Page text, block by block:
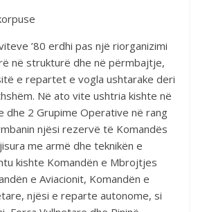
’80 erdhi pas një riorganizimi
në strukturë dhe në përmbajtje,
e repartet e vogla ushtarake deri
Në ato vite ushtria kishte në
dhe 2 Grupime Operative në rang
njësi rezervë të Komandës
me armë dhe teknikën e
kishte Komandën e Mbrojtjes
e Aviacionit, Komandën e
njësi e reparte autonome, si